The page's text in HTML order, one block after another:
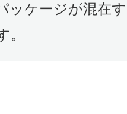
ッケージが混在
。